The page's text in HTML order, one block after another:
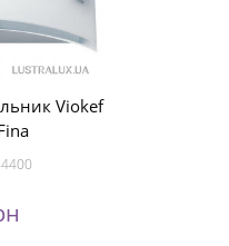
Viokef